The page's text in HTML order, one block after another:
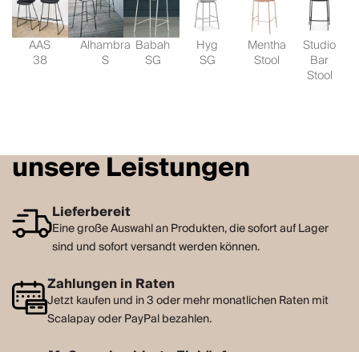
AAS
38
Alhambra
S
Babah
SG
Hyg
SG
Mentha
Stool
Studio
Bar
Stool
unsere Leistungen
Lieferbereit
Eine große Auswahl an Produkten, die sofort auf Lager
sind und sofort versandt werden können.
Zahlungen in Raten
Jetzt kaufen und in 3 oder mehr monatlichen Raten mit
Scalapay oder PayPal bezahlen.